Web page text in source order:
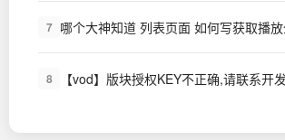
7 哪个大神知道 列表页面 如何写获取播
8